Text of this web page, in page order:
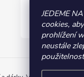
JEDEME
cookies,
prohlížení
neustále